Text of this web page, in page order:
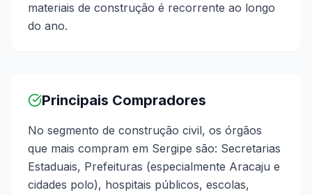
materiais de construção é recorrente ao longo
do ano.
Principais Compradores
No segmento de construção civil, os órgãos
que mais compram em Sergipe são: Secretarias
Estaduais, Prefeituras (especialmente Aracaju e
cidades polo), hospitais públicos, escolas,